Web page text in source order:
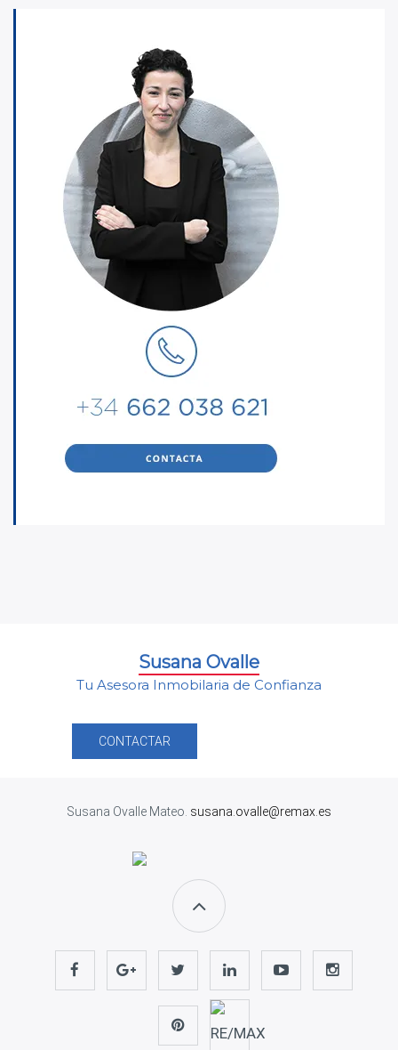
Susana Ovalle
Tu Asesora Inmobilaria de Confianza
CONTACTAR
Susana Ovalle Mateo. susana.ovalle@remax.es